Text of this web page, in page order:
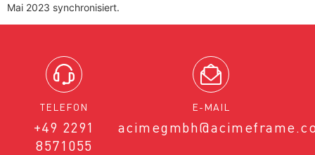
Mai 2023 synchronisiert.
TELEFON
+49 2291
8571055
E-MAIL